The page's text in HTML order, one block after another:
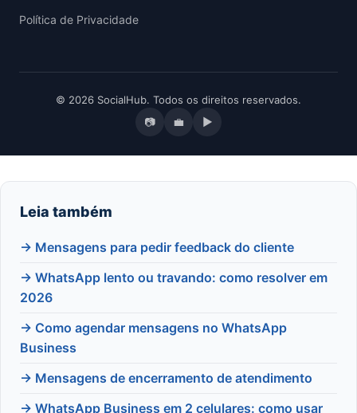
Política de Privacidade
© 2026 SocialHub. Todos os direitos reservados.
📷 💼 ▶
Leia também
→ Mensagens para pedir feedback do cliente
→ WhatsApp lento ou travando: como resolver em
2026
→ Como agendar mensagens no WhatsApp
Business
→ Mensagens de encerramento de atendimento
→ WhatsApp Business em 2 celulares: como usar